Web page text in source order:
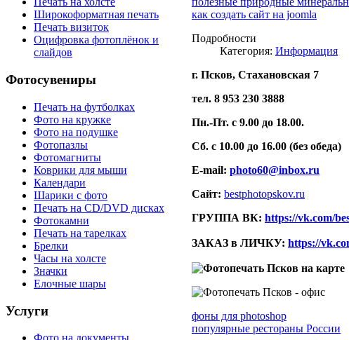
Широкоформатная печать
Печать визиток
Оцифровка фотоплёнок и
слайдов
Фотосувениры
Печать на футболках
Фото на кружке
Фото на подушке
Фотопазлы
Фотомагниты
Коврики для мыши
Календари
Шарики с фото
Печать на CD/DVD дисках
Фотокамни
Печать на тарелках
Брелки
Часы на холсте
Значки
Елочные шары
Услуги
как создать сайт на joomla
Подробности
Категория: Информация
г. Псков, Стахановская 7
тел. 8 953 230 3888
Пн.-Пт. с 9.00 до 18.00.
Сб. с 10.00 до 16.00 (без обеда)
E-mail: photo60@inbox.ru
Сайт: bestphotopskov.ru
ГРУППА ВК: https://vk.com/
ЗАКАЗ в ЛИЧКУ: https://
фоны для photoshop
популярные рестораны России